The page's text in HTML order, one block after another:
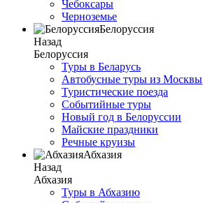
Чебоксары
Черноземье
Белоруссия
Назад
Белоруссия
Туры в Беларусь
Автобусные туры из Москвы
Туристические поезда
Событийные туры
Новый год в Белоруссии
Майские праздники
Речные круизы
Абхазия
Назад
Абхазия
Туры в Абхазию